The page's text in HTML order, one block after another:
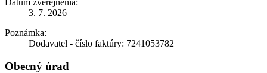
3. 7. 2026
Poznámka:
Dodavatel - číslo faktúry: 7241053782
Obecný úrad